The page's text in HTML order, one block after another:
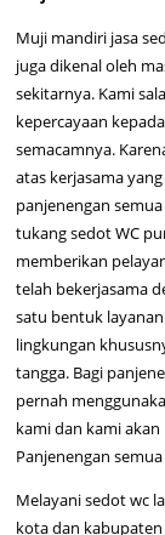
Muji mandiri jasa
juga dikenal oleh
sekitarnya. Kami
kepercayaan
semacamnya.
atas kerjasama
panjenengan
tukang sedot WC
memberikan
telah bekerjasama
satu bentuk
lingkungan
tangga. Bagi
pernah
kami dan kami
Panjenengan
Melayani sedot wc
kota dan